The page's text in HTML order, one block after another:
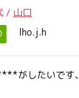
/ 山口
lho.j.h
がしたいです